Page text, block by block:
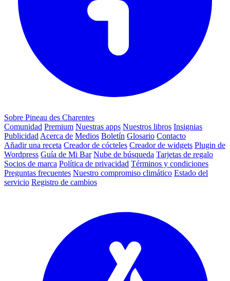
Sobre Pineau des Charentes
Comunidad Premium Nuestras apps Nuestros libros Insignias
Publicidad Acerca de Medios Boletín Glosario Contacto
Añadir una receta Creador de cócteles Creador de widgets Plugin de
Wordpress Guía de Mi Bar Nube de búsqueda Tarjetas de regalo
Socios de marca Política de privacidad Términos y condiciones
Preguntas frecuentes Nuestro compromiso climático Estado del
servicio Registro de cambios